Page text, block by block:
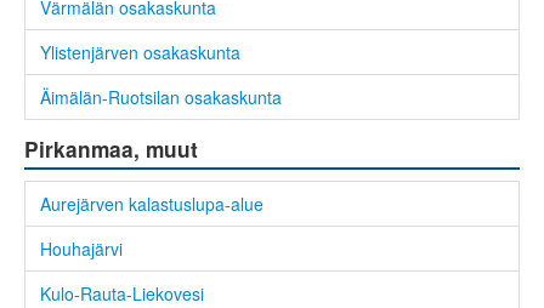
Värmälän osakaskunta
Ylistenjärven osakaskunta
Äimälän-Ruotsilan osakaskunta
Pirkanmaa, muut
Aurejärven kalastuslupa-alue
Houhajärvi
Kulo-Rauta-Liekovesi